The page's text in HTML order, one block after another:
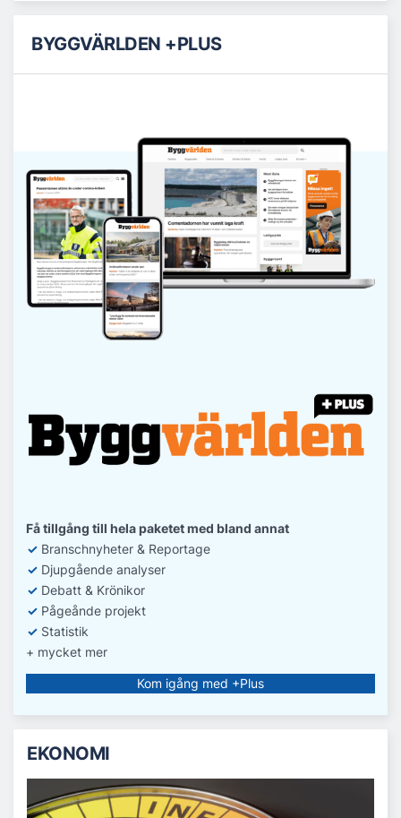
BYGGVÄRLDEN +PLUS
Få tillgång till hela paketet med bland annat
✓ Branschnyheter & Reportage
✓ Djupgående analyser
✓ Debatt & Krönikor
✓ Pågeånde projekt
✓ Statistik
+ mycket mer
Kom igång med +Plus
EKONOMI